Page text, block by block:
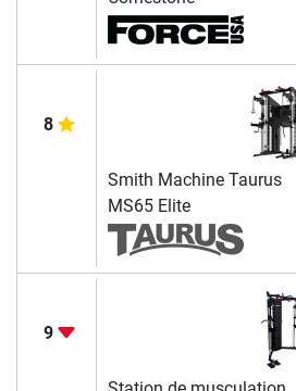
8
Smith Machine Taurus
MS65 Elite
9